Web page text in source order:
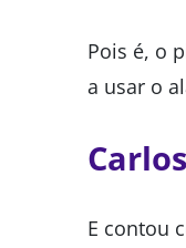
Pois é, o
a usar o
E contou